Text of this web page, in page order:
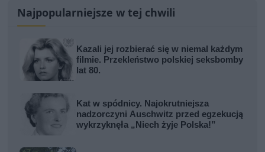
Najpopularniejsze w tej chwili
Kazali jej rozbierać się w niemal każdym
filmie. Przekleństwo polskiej seksbomby
lat 80.
Kat w spódnicy. Najokrutniejsza
nadzorczyni Auschwitz przed egzekucją
wykrzyknęła „Niech żyje Polska!”